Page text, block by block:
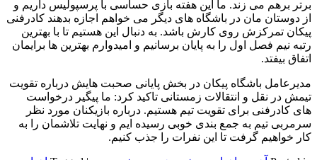
برتر برهم می زند. ما این هفته بازی حساسی با پرسپولیس داریم و
از دوستان مان در باشگاه های دیگر می خواهم اجازه بدهند کادرفنی
پیکان تمرکزش روی کارش باشد. به دنبال این هستیم تا با بهترین
رتبه نیم فصل اول را به پایان برسانیم و امیدوارم بهترین ها برایمان
اتفاق بیفتد.
مدیرعامل باشگاه پیکان در بخش پایانی صحبت هایش درباره تقویت
تیمش در نقل و انتقالات زمستانی تاکید کرد: ما پیگیر درخواست
های کادرفنی برای تقویت تیم هستیم. درباره بازیکنان مورد نظر
سرمربی تیم به جمع بندی خوبی رسیده ایم و نهایت تلاشمان را به
کار خواهیم گرفت تا این نفرات را جذب کنیم.